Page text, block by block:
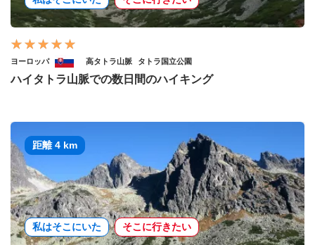
ヨーロッパ 高タトラ山脈 タトラ国立公園
ハイタトラ山脈での数日間のハイキング
距離 4 km
私はそこにいた そこに行きたい